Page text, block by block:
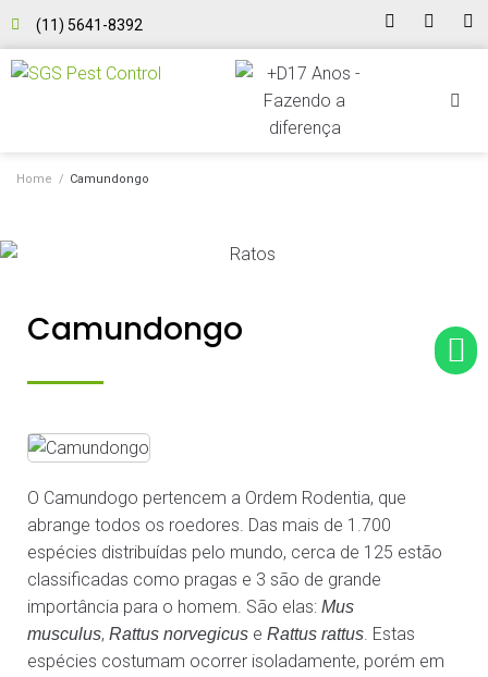
(11) 5641-8392
Home / Camundongo
Camundongo
O Camundogo pertencem a Ordem Rodentia, que
abrange todos os roedores. Das mais de 1.700
espécies distribuídas pelo mundo, cerca de 125 estão
classificadas como pragas e 3 são de grande
importância para o homem. São elas: Mus
musculus, Rattus norvegicus e Rattus rattus. Estas
espécies costumam ocorrer isoladamente, porém em